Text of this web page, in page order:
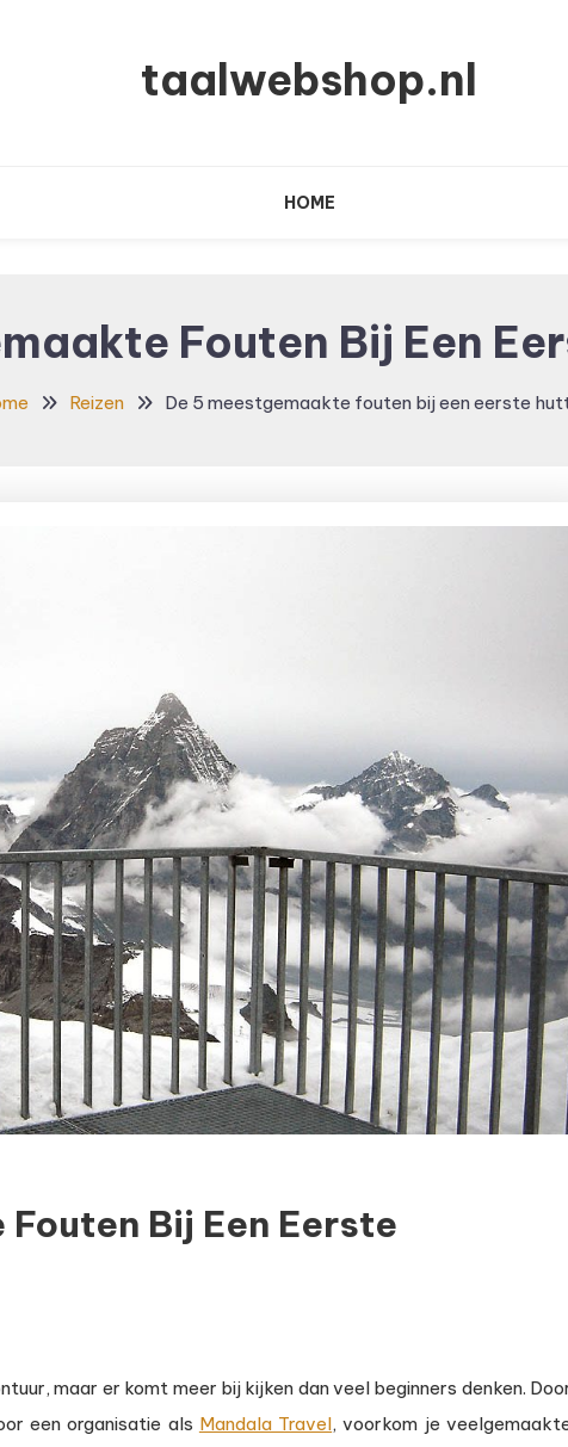
taalwebshop.nl
HOME
Fouten Bij Een
Reizen De 5 meestgemaakte fouten bij een eerste
Bij Een Eerste
maar er komt meer bij kijken dan veel beginners denken.
een organisatie als Mandala Travel, voorkom je